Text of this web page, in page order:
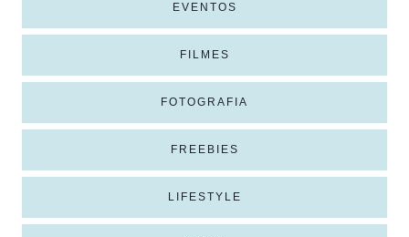
EVENTOS
FILMES
FOTOGRAFIA
FREEBIES
LIFESTYLE